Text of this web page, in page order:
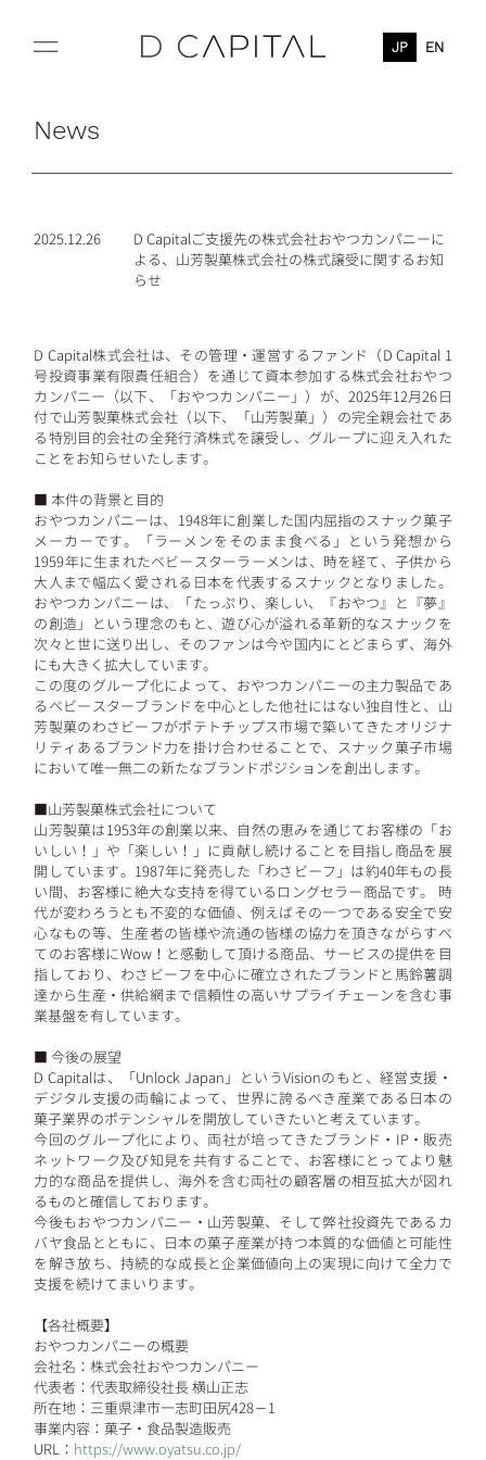
JP EN
News
2025.12.26
D Capitalご支援先の株式会社おやつカンパニーに
よる、山芳製菓株式会社の株式譲受に関するお知
らせ
D Capital株式会社は、その管理・運営するファンド（D Capital 1
号投資事業有限責任組合）を通じて資本参加する株式会社おやつ
カンパニー（以下、「おやつカンパニー」）が、2025年12月26日
付で山芳製菓株式会社（以下、「山芳製菓」）の完全親会社であ
る特別目的会社の全発行済株式を譲受し、グループに迎え入れた
ことをお知らせいたします。
■ 本件の背景と目的
おやつカンパニーは、1948年に創業した国内屈指のスナック菓子
メーカーです。「ラーメンをそのまま食べる」という発想から
1959年に生まれたベビースターラーメンは、時を経て、子供から
大人まで幅広く愛される日本を代表するスナックとなりました。
おやつカンパニーは、「たっぷり、楽しい、『おやつ』と『夢』
の創造」という理念のもと、遊び心が溢れる革新的なスナックを
次々と世に送り出し、そのファンは今や国内にとどまらず、海外
にも大きく拡大しています。
この度のグループ化によって、おやつカンパニーの主力製品であ
るベビースターブランドを中心とした他社にはない独自性と、山
芳製菓のわさビーフがポテトチップス市場で築いてきたオリジナ
リティあるブランド力を掛け合わせることで、スナック菓子市場
において唯一無二の新たなブランドポジションを創出します。
■山芳製菓株式会社について
山芳製菓は1953年の創業以来、自然の恵みを通じてお客様の「お
いしい！」や「楽しい！」に貢献し続けることを目指し商品を展
開しています。1987年に発売した「わさビーフ」は約40年もの長
い間、お客様に絶大な支持を得ているロングセラー商品です。 時
代が変わろうとも不変的な価値、例えばその一つである安全で安
心なもの等、生産者の皆様や流通の皆様の協力を頂きながらすべ
てのお客様にWow！と感動して頂ける商品、サービスの提供を目
指しており、わさビーフを中心に確立されたブランドと馬鈴薯調
達から生産・供給網まで信頼性の高いサプライチェーンを含む事
業基盤を有しています。
■ 今後の展望
D Capitalは、「Unlock Japan」というVisionのもと、経営支援・
デジタル支援の両輪によって、世界に誇るべき産業である日本の
菓子業界のポテンシャルを開放していきたいと考えています。
今回のグループ化により、両社が培ってきたブランド・IP・販売
ネットワーク及び知見を共有することで、お客様にとってより魅
力的な商品を提供し、海外を含む両社の顧客層の相互拡大が図れ
るものと確信しております。
今後もおやつカンパニー・山芳製菓、そして弊社投資先であるカ
バヤ食品とともに、日本の菓子産業が持つ本質的な価値と可能性
を解き放ち、持続的な成長と企業価値向上の実現に向けて全力で
支援を続けてまいります。
【各社概要】
おやつカンパニーの概要
会社名：株式会社おやつカンパニー
代表者：代表取締役社長 横山正志
所在地：三重県津市一志町田尻428－1
事業内容：菓子・食品製造販売
URL： https://www.oyatsu.co.jp/